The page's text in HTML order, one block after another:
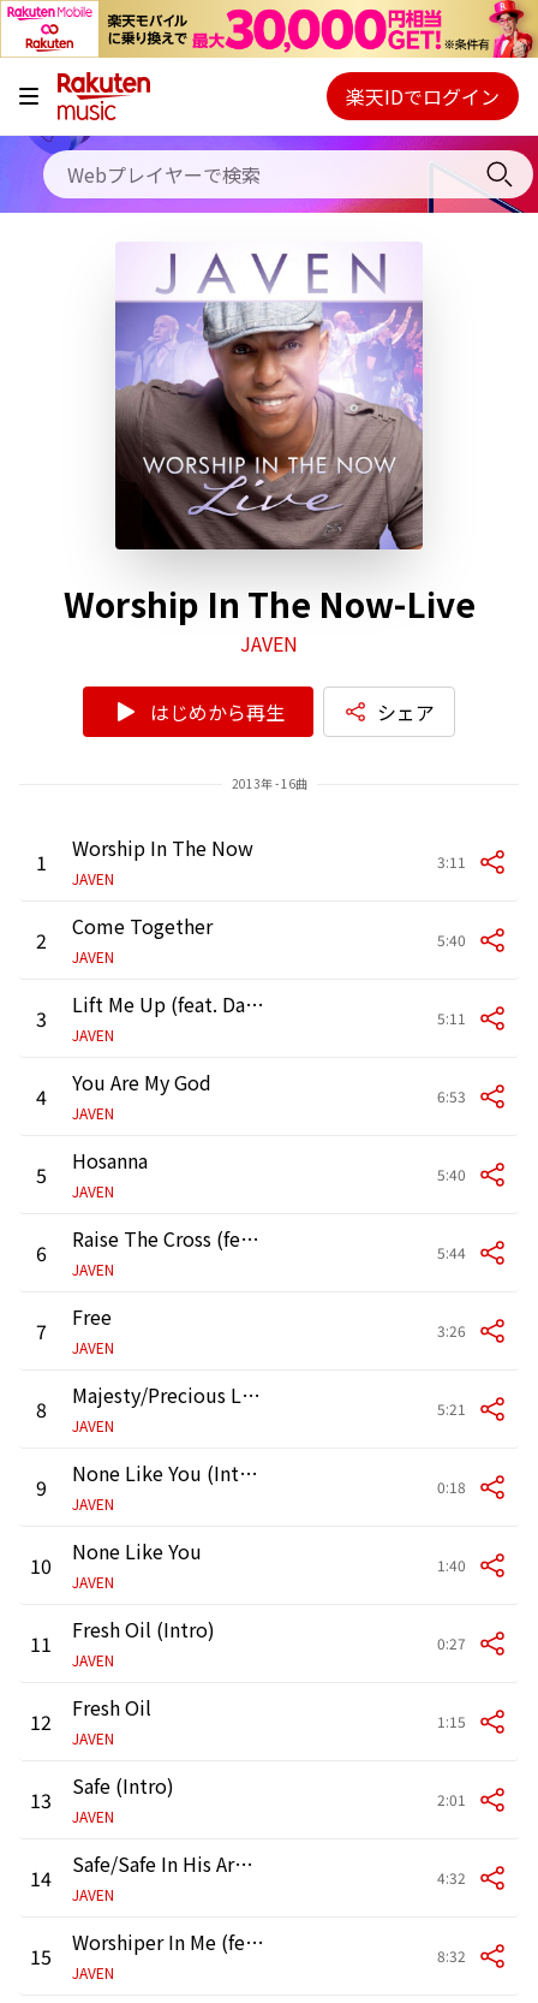
キャンペーン
料金プラン
使い方
初回30日間無料お試し
Webプレイヤー
ご契約内容の確認・変更
楽天IDでログイン
Worship In The Now-Live
JAVEN
はじめから再生 シェア
2013年 - 16曲
1 Worship In The Now
JAVEN
3:11
2 Come Together
JAVEN
5:40
3 Lift Me Up (feat. Damita)
JAVEN
5:11
4 You Are My God
JAVEN
6:53
5 Hosanna
JAVEN
5:40
6 Raise The Cross (feat. Marvin Winans, Jr.)
JAVEN
5:44
7 Free
JAVEN
3:26
8 Majesty/Precious Lamb (Medley)
JAVEN
5:21
9 None Like You (Intro)
JAVEN
0:18
10 None Like You
JAVEN
1:40
11 Fresh Oil (Intro)
JAVEN
0:27
12 Fresh Oil
JAVEN
1:15
13 Safe (Intro)
JAVEN
2:01
14 Safe/Safe In His Arms Medley (feat. The Campbell Family)
JAVEN
4:32
15 Worshiper In Me (feat. Jonathan Nelson)
JAVEN
8:32